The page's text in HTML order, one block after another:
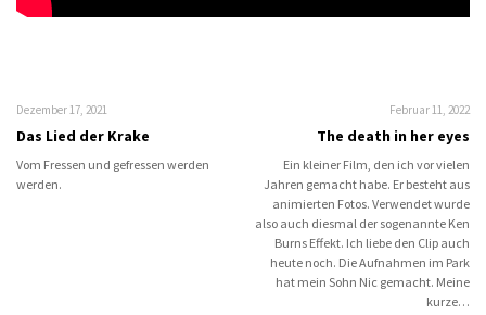
Dezember 17, 2021
Das Lied der Krake
Vom Fressen und gefressen werden
werden.
Februar 11, 2022
The death in her eyes
Ein kleiner Film, den ich vor vielen
Jahren gemacht habe. Er besteht aus
animierten Fotos. Verwendet wurde
also auch diesmal der sogenannte Ken
Burns Effekt. Ich liebe den Clip auch
heute noch. Die Aufnahmen im Park
hat mein Sohn Nic gemacht. Meine
kurze…